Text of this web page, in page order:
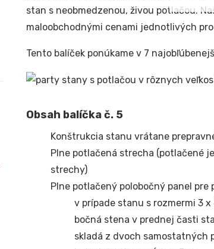
stan s neobmedzenou, živou potlačou.
maloobchodnými cenami jednotlivých
Tento balíček ponúkame v 7
Obsah balíčka č. 5
Konštrukcia stanu vrátane
Plne potlačená strecha (potlačené
strechy)
Plne potlačený polobočný panel pre
v prípade stanu s rozmermi 3 x
bočná stena v prednej časti
skladá z dvoch samostatných